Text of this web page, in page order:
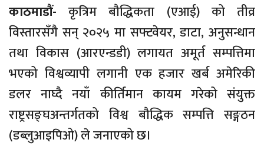
काठमाडौं- कृत्रिम बौद्धिकता (एआई) को तीव्र
विस्तारसँगै सन् २०२५ मा सफ्टवेयर, डाटा, अनुसन्धान
तथा विकास (आरएन्डडी) लगायत अमूर्त सम्पत्तिमा
भएको विश्वव्यापी लगानी एक हजार खर्ब अमेरिकी
डलर नाघ्दै नयाँ कीर्तिमान कायम गरेको संयुक्त
राष्ट्रसङ्घअन्तर्गतको विश्व बौद्धिक सम्पत्ति सङ्गठन
(डब्लुआइपिओ) ले जनाएको छ।